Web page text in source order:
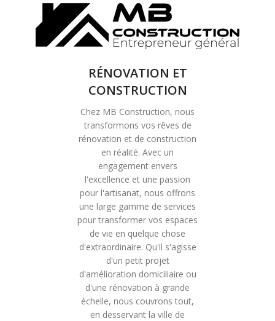
SOLUTIONS DE
RÉNOVATION
COMPLÈTE
RÉNOVATION ET
CONSTRUCTION
Chez MB Construction, nous
transformons vos rêves de
rénovation et de construction
en réalité. Avec un
engagement envers
l'excellence et une passion
pour l'artisanat, nous offrons
une large gamme de services
pour transformer vos espaces
de vie en quelque chose
d'extraordinaire. Qu'il s'agisse
d'un petit projet
d'amélioration domiciliaire ou
d'une rénovation à grande
échelle, nous couvrons tout,
en desservant la ville de